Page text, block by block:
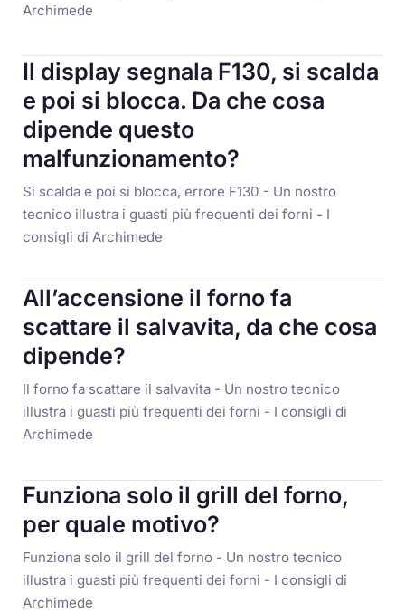
Archimede
Il display segnala F130, si scalda
e poi si blocca. Da che cosa
dipende questo
malfunzionamento?
Si scalda e poi si blocca, errore F130 - Un nostro
tecnico illustra i guasti più frequenti dei forni - I
consigli di Archimede
All’accensione il forno fa
scattare il salvavita, da che cosa
dipende?
Il forno fa scattare il salvavita - Un nostro tecnico
illustra i guasti più frequenti dei forni - I consigli di
Archimede
Funziona solo il grill del forno,
per quale motivo?
Funziona solo il grill del forno - Un nostro tecnico
illustra i guasti più frequenti dei forni - I consigli di
Archimede